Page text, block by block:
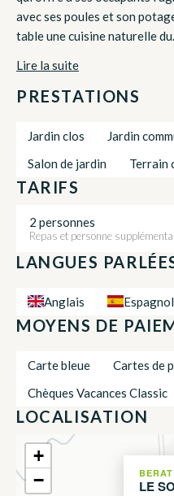
avec ses poules et son
table une cuisine naturelle du...
Lire la suite
PRESTATIONS
Jardin clos Jardin
Salon de jardin
Terrain
TARIFS
2 personnes
Repas et personne
LANGUES
Anglais Espagnol
MOYENS DE
Carte bleue
Cartes de
Chèques Vacances Classic
LOCALISATION
BERAT
LE
+
−